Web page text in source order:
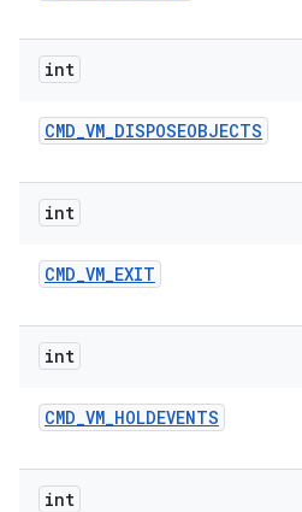
int
CMD_VM_DISPOSEOBJECTS
int
CMD_VM_EXIT
int
CMD_VM_HOLDEVENTS
int